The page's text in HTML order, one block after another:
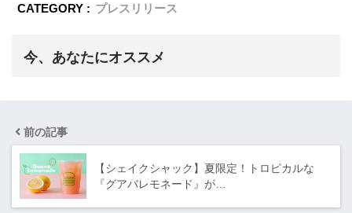
CATEGORY : プレスリリース
今、あなたにオススメ
前の記事
【シェイクシャック】夏限定！トロピカルな
『グアバレモネード』が…